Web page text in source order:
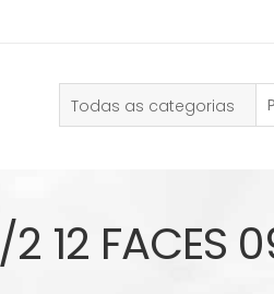
Todas as categorias
12 FACES